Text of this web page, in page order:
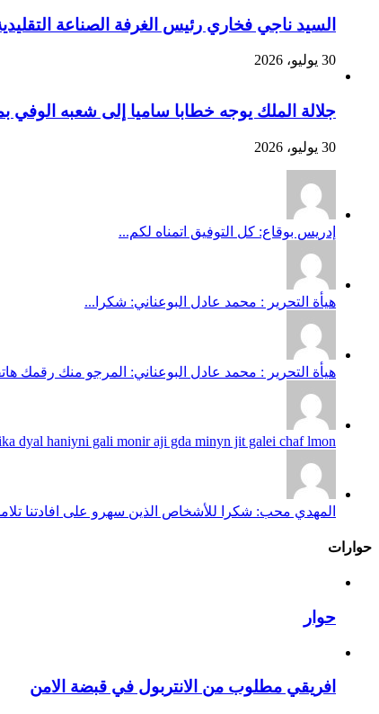
السيد ناجي فخاري رئيس الغرفة الصناعة التقليدية
30 يوليو، 2026
جلالة الملك يوجه خطابا ساميا إلى شعبه الوفي
30 يوليو، 2026
إدريس بوقاع: كل التوفيق اتمناه لكم...
هيأة التحرير : محمد عادل البوعناني: شكرا...
هيأة التحرير : محمد عادل البوعناني: المرجو منك رقمك
dyal haniyni gali monir aji gda minyn jit galei chaf lmon...
المهدي محب: شكرا للأشخاص الذين سهرو على افادتنا
حوارات
حوار
افريقي مطلوب من الانتربول في قبضة الامن